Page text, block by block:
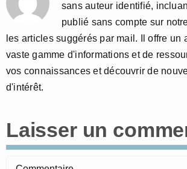
sans auteur identifié,
publié sans compte sur
les articles suggérés par mail. Il offre un
vaste gamme d'informations et de
vos connaissances et découvrir de
d'intérêt.
Laisser un
Commentaire